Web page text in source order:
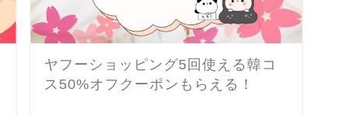
ヤフーショッピング5回使える韓コ
ス50%オフクーポンもらえる！